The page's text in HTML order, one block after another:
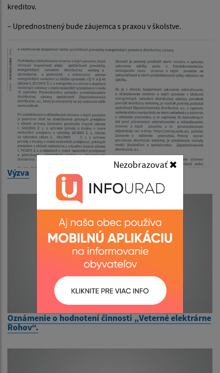
Nezobrazovať
kreditov.
– Uprednostnený bude záujemca s praxou v školstve.
Výzva
Oznámenie o hodnotení činnosti „Veterné elektrárne
Rohov“.